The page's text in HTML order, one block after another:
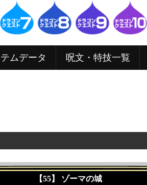
ムデータ 呪文・特技一覧
【55】 ゾーマの城